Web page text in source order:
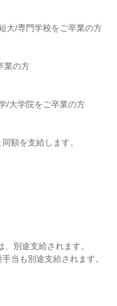
大/専門学校をご卒業の方
業の方
/大学院をご卒業の方
額を支給します。
別途支給されます。
当も別途支給されます。